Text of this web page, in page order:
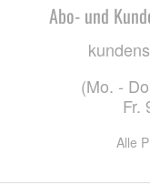
Abo- und
(Mo. -
Fr.
Alle